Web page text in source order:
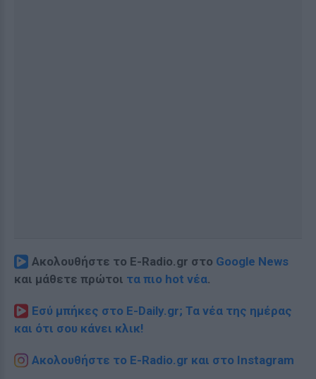
Ακολουθήστε το E-Radio.gr στο Google News
και μάθετε πρώτοι τα πιο hot νέα.
Εσύ μπήκες στο E-Daily.gr; Τα νέα της ημέρας
και ότι σου κάνει κλικ!
Ακολουθήστε το E-Radio.gr και στο Instagram